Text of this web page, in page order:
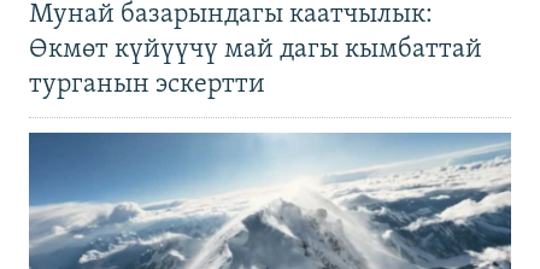
Мунай базарындагы каатчылык:
Өкмөт күйүүчү май дагы кымбаттай
турганын эскертти